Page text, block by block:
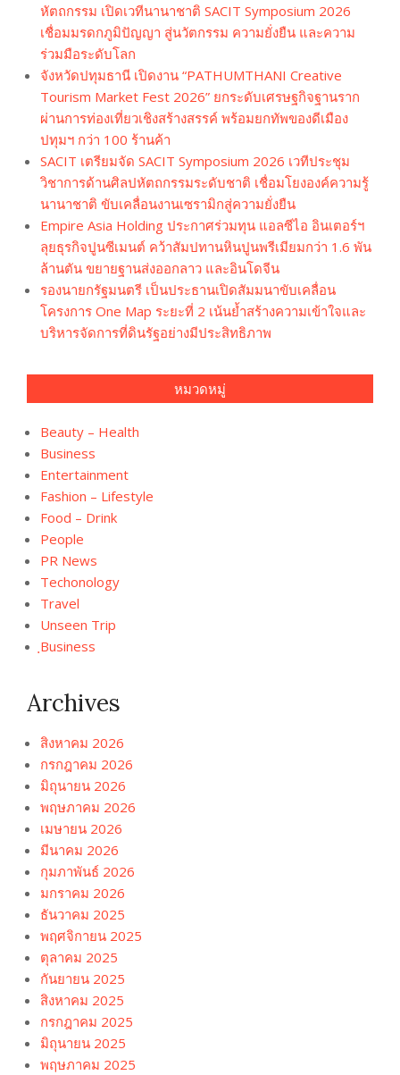
หัตถกรรม เปิดเวทีนานาชาติ SACIT Symposium 2026
เชื่อมมรดกภูมิปัญญา สู่นวัตกรรม ความยั่งยืน และความ
ร่วมมือระดับโลก
จังหวัดปทุมธานี เปิดงาน “PATHUMTHANI Creative
Tourism Market Fest 2026” ยกระดับเศรษฐกิจฐานราก
ผ่านการท่องเที่ยวเชิงสร้างสรรค์ พร้อมยกทัพของดีเมือง
ปทุมฯ กว่า 100 ร้านค้า
SACIT เตรียมจัด SACIT Symposium 2026 เวทีประชุม
วิชาการด้านศิลปหัตถกรรมระดับชาติ เชื่อมโยงองค์ความรู้
นานาชาติ ขับเคลื่อนงานเซรามิกสู่ความยั่งยืน
Empire Asia Holding ประกาศร่วมทุน แอลซีไอ อินเตอร์ฯ
ลุยธุรกิจปูนซีเมนต์ คว้าสัมปทานหินปูนพรีเมียมกว่า 1.6 พัน
ล้านตัน ขยายฐานส่งออกลาว และอินโดจีน
รองนายกรัฐมนตรี เป็นประธานเปิดสัมมนาขับเคลื่อน
โครงการ One Map ระยะที่ 2 เน้นย้ำสร้างความเข้าใจและ
บริหารจัดการที่ดินรัฐอย่างมีประสิทธิภาพ
หมวดหมู่
Beauty – Health
Business
Entertainment
Fashion – Lifestyle
Food – Drink
People
PR News
Techonology
Travel
Unseen Trip
ฺBusiness
Archives
สิงหาคม 2026
กรกฎาคม 2026
มิถุนายน 2026
พฤษภาคม 2026
เมษายน 2026
มีนาคม 2026
กุมภาพันธ์ 2026
มกราคม 2026
ธันวาคม 2025
พฤศจิกายน 2025
ตุลาคม 2025
กันยายน 2025
สิงหาคม 2025
กรกฎาคม 2025
มิถุนายน 2025
พฤษภาคม 2025